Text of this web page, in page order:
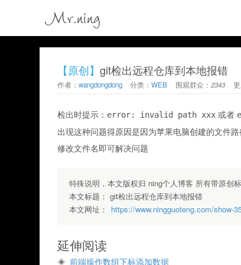
Mr.ning
【原创】git检出远程仓库到本地报错
作者：wangdongdong 分类：WEB 围观群众：2343
检出时提示： error: invalid path xxx 或者
出现这种问题得原因是因为苹果电脑创建的文件
修改文件名即可解决问题
特殊说明，本文版权归 ning个人博客 所有带原创
本文标题：git检出远程仓库到本地报错
本文网址：
https://www.ningguoteng.com/show-
延伸阅读
前端操作数组下标添加数据